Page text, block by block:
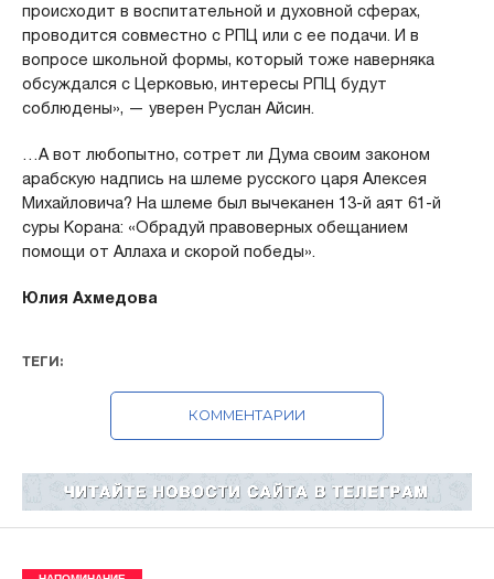
происходит в воспитательной и духовной сферах,
проводится совместно с РПЦ или с ее подачи. И в
вопросе школьной формы, который тоже наверняка
обсуждался с Церковью, интересы РПЦ будут
соблюдены», — уверен Руслан Айсин.
…А вот любопытно, сотрет ли Дума своим законом
арабскую надпись на шлеме русского царя Алексея
Михайловича? На шлеме был вычеканен 13-й аят 61-й
суры Корана: «Обрадуй правоверных обещанием
помощи от Аллаха и скорой победы».
Юлия Ахмедова
ТЕГИ:
КОММЕНТАРИИ